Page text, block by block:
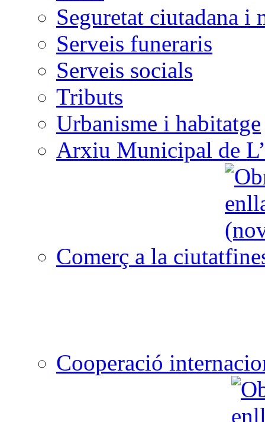
Seguretat ciutadana i
Serveis funeraris
Serveis socials
Tributs
Urbanisme i habitatge
Arxiu Municipal de
Comerç a la ciutat
Cooperació